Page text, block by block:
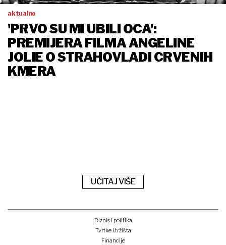
aktualno
'PRVO SU MI UBILI OCA':
PREMIJERA FILMA ANGELINE
JOLIE O STRAHOVLADI CRVENIH
KMERA
UČITAJ VIŠE
Biznis i politika
Tvrtke i tržišta
Financije